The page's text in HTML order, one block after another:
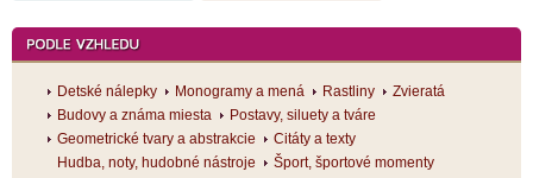
Detské nálepky Monogramy a mená Rastliny
Zvieratá
Budovy a známa miesta
Postavy, siluety a tváre
Geometrické tvary a abstrakcie
Citáty a texty
Hudba, noty, hudobné nástroje
Šport, športové momenty